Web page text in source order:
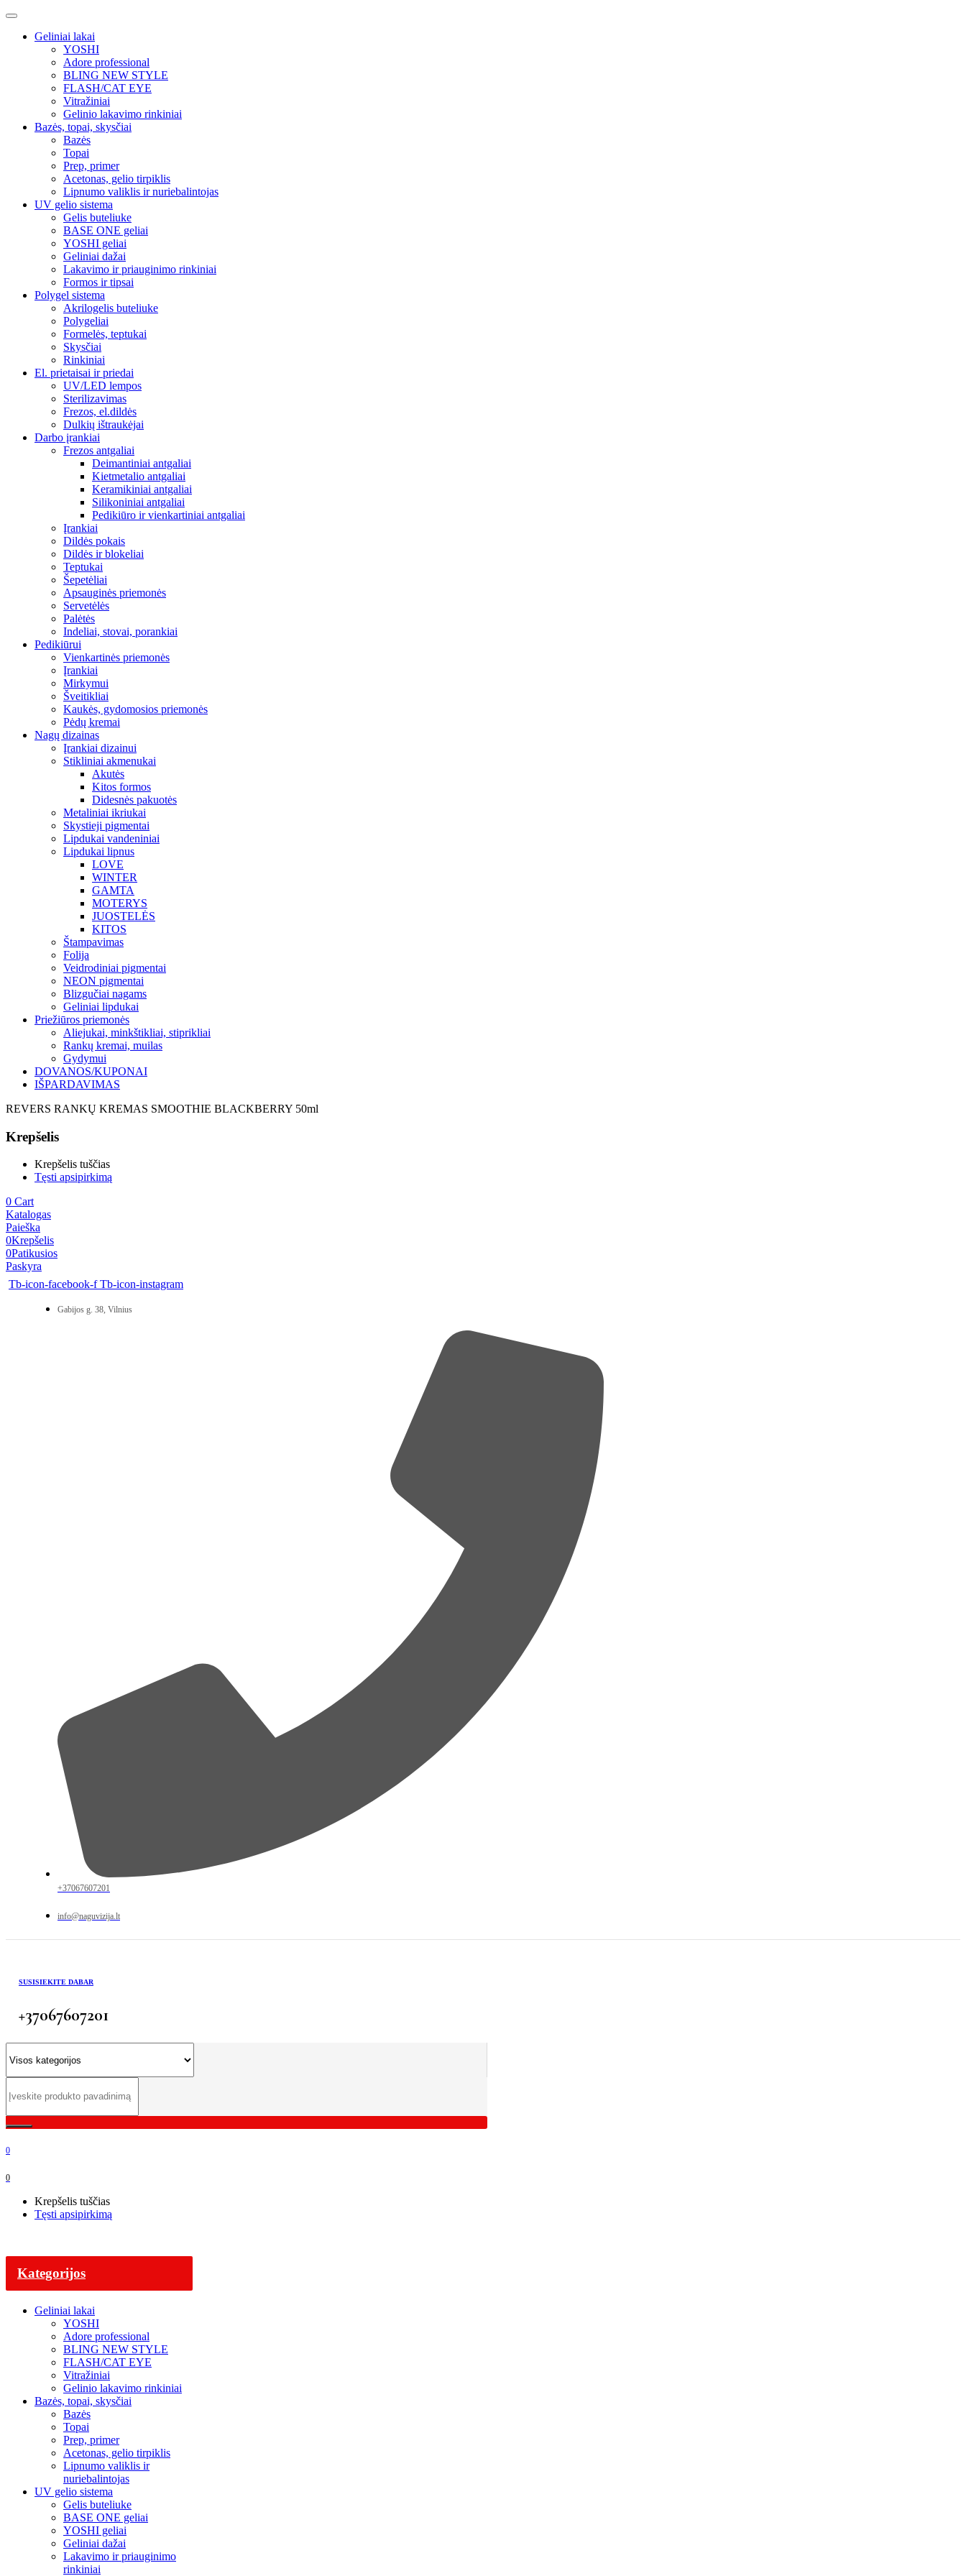
Geliniai lakai
YOSHI
Adore professional
BLING NEW STYLE
FLASH/CAT EYE
Vitražiniai
Gelinio lakavimo rinkiniai
Bazės, topai, skysčiai
Bazės
Topai
Prep, primer
Acetonas, gelio tirpiklis
Lipnumo valiklis ir nuriebalintojas
UV gelio sistema
Gelis buteliuke
BASE ONE geliai
YOSHI geliai
Geliniai dažai
Lakavimo ir priauginimo rinkiniai
Formos ir tipsai
Polygel sistema
Akrilogelis buteliuke
Polygeliai
Formelės, teptukai
Skysčiai
Rinkiniai
El. prietaisai ir priedai
UV/LED lempos
Sterilizavimas
Frezos, el.dildės
Dulkių ištraukėjai
Darbo įrankiai
Frezos antgaliai
Deimantiniai antgaliai
Kietmetalio antgaliai
Keramikiniai antgaliai
Silikoniniai antgaliai
Pedikiūro ir vienkartiniai antgaliai
Įrankiai
Dildės pokais
Dildės ir blokeliai
Teptukai
Šepetėliai
Apsauginės priemonės
Servetėlės
Palėtės
Indeliai, stovai, porankiai
Pedikiūrui
Vienkartinės priemonės
Įrankiai
Mirkymui
Šveitikliai
Kaukės, gydomosios priemonės
Pėdų kremai
Nagų dizainas
Įrankiai dizainui
Stikliniai akmenukai
Akutės
Kitos formos
Didesnės pakuotės
Metaliniai ikriukai
Skystieji pigmentai
Lipdukai vandeniniai
Lipdukai lipnus
LOVE
WINTER
GAMTA
MOTERYS
JUOSTELĖS
KITOS
Štampavimas
Folija
Veidrodiniai pigmentai
NEON pigmentai
Blizgučiai nagams
Geliniai lipdukai
Priežiūros priemonės
Aliejukai, minkštikliai, stiprikliai
Rankų kremai, muilas
Gydymui
DOVANOS/KUPONAI
IŠPARDAVIMAS
REVERS RANKŲ KREMAS SMOOTHIE BLACKBERRY 50ml
Krepšelis
Krepšelis tuščias
Tęsti apsipirkimą
0 Cart
Katalogas
Paieška
0Krepšelis
0Patikusios
Paskyra
Tb-icon-facebook-f Tb-icon-instagram
Gabijos g. 38, Vilnius
+37067607201
info@naguvizija.lt
SUSISIEKITE DABAR
+37067607201
0
0
Krepšelis tuščias
Tęsti apsipirkimą
Kategorijos
Geliniai lakai
YOSHI
Adore professional
BLING NEW STYLE
FLASH/CAT EYE
Vitražiniai
Gelinio lakavimo rinkiniai
Bazės, topai, skysčiai
Bazės
Topai
Prep, primer
Acetonas, gelio tirpiklis
Lipnumo valiklis ir
nuriebalintojas
UV gelio sistema
Gelis buteliuke
BASE ONE geliai
YOSHI geliai
Geliniai dažai
Lakavimo ir priauginimo
rinkiniai